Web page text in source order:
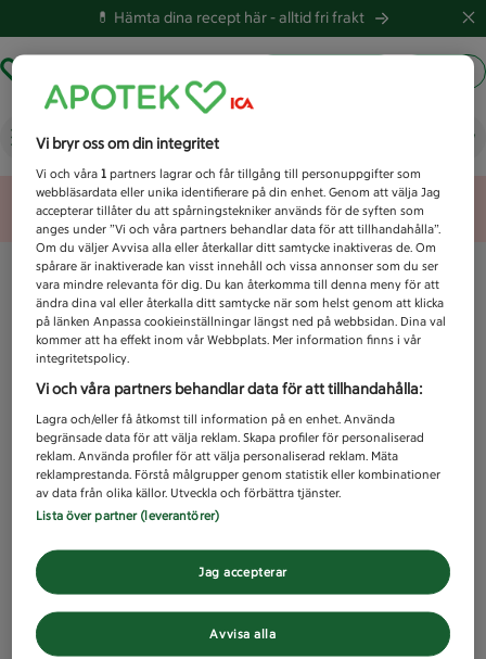
💊 Hämta dina recept här -alltid fri frakt
Vad letar du efter idag?
Unknown error
Vi bryr oss om din integritet
Vi och våra1 partners lagrar och får tillgång till personuppgifter som
webbläsardata eller unika identifierare på din enhet. Genom att välja Jag
accepterar tillåter du att spårningstekniker används för de syften som
anges under ”Vi och våra partners behandlar data för att tillhandahålla”.
Om du väljer Avvisa alla eller återkallar ditt samtycke inaktiveras de. Om
spårare är inaktiverade kan visst innehåll och vissa annonser som du ser
vara mindre relevanta för dig. Du kan återkomma till denna meny för att
ändra dina val eller återkalla ditt samtycke när som helst genom att klicka
på länken Anpassa cookieinställningar längst ned på webbsidan. Dina val
kommer att ha effekt inom vår Webbplats. Mer information finns i vår
integritetspolicy.
Vi och våra partners behandlar data för att tillhandahålla:
Lagra och/eller få åtkomst till information på en enhet. Använda
begränsade data för att välja reklam. Skapa profiler för personaliserad
reklam. Använda profiler för att välja personaliserad reklam. Mäta
reklamprestanda. Förstå målgrupper genom statistik eller kombinationer
av data från olika källor. Utveckla och förbättra tjänster.
Lista över partner (leverantörer)
Avvisa alla
Jag accepterar